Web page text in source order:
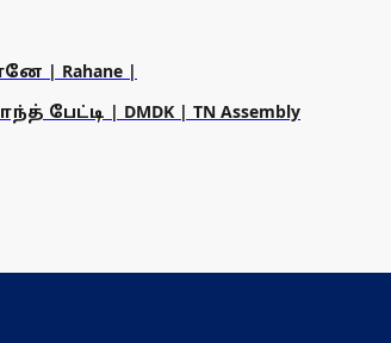
| Rahane |
| DMDK | TN Assembly